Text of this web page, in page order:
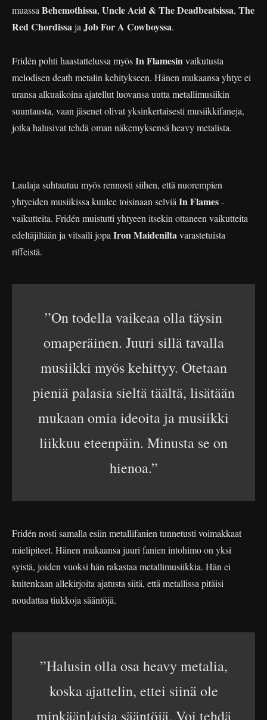
muassa Behemothissa, Uncle Acid & The Deadbeatsissa, The
Red Chordissaja Job For A Cowboyssa.
Fridén pohti haastattelussa myösIn Flamesinvaikutusta
melodisen death metalin kehitykseen. Hänen mukaansa yhtye ei
uransa alkuaikoina ajatellut luovansa uutta metallimusiikin
suuntausta, vaan jäsenet olivat yksinkertaisesti musiikkifaneja,
jotka halusivat tehdä oman näkemyksensä heavy metalista.
Laulaja suhtautuu myös rennosti siihen, että nuorempien
yhtyeiden musiikissa kuulee toisinaan selviä In Flames-
vaikutteita. Fridén muistutti yhtyeen itsekin ottaneen vaikutteita
edeltäjiltään ja vitsaili jopa Iron Maideniltavarastetuista
riffeistä.
”On todella vaikeaa olla täysin
omaperäinen. Juuri sillä tavalla
musiikki myös kehittyy. Otetaan
pieniä palasia sieltä täältä, lisätään
mukaan omia ideoita ja musiikki
liikkuu eteenpäin. Minusta se on
hienoa.”
Fridén nosti samalla esiin metallifanien tunnetusti voimakkaat
mielipiteet. Hänen mukaansa juuri fanien intohimo on yksi
syistä, joiden vuoksi hän rakastaa metallimusiikkia. Hän ei
kuitenkaan allekirjoita ajatusta siitä, että metallissa pitäisi
noudattaa tiukkoja sääntöjä.
”Halusin olla osa heavy metalia,
koska ajattelin, ettei siinä ole
minkäänlaisia sääntöjä. Voi tehdä